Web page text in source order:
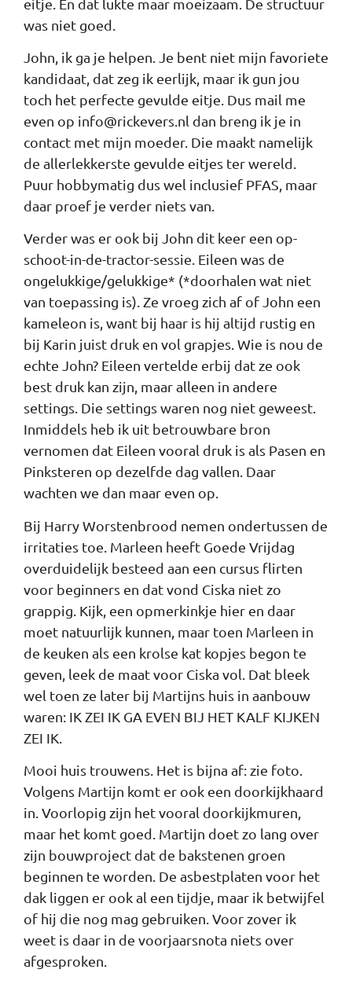
was niet goed.
John, ik ga je helpen. Je bent niet mijn favoriete
kandidaat, dat zeg ik eerlijk, maar ik gun jou
toch het perfecte gevulde eitje. Dus mail me
even op info@rickevers.nl dan breng ik je in
contact met mijn moeder. Die maakt namelijk
de allerlekkerste gevulde eitjes ter wereld.
Puur hobbymatig dus wel inclusief PFAS, maar
daar proef je verder niets van.
Verder was er ook bij John dit keer een op-
schoot-in-de-tractor-sessie. Eileen was de
ongelukkige/gelukkige* (*doorhalen wat niet
van toepassing is). Ze vroeg zich af of John een
kameleon is, want bij haar is hij altijd rustig en
bij Karin juist druk en vol grapjes. Wie is nou de
echte John? Eileen vertelde erbij dat ze ook
best druk kan zijn, maar alleen in andere
settings. Die settings waren nog niet geweest.
Inmiddels heb ik uit betrouwbare bron
vernomen dat Eileen vooral druk is als Pasen en
Pinksteren op dezelfde dag vallen. Daar
wachten we dan maar even op.
Bij Harry Worstenbrood nemen ondertussen de
irritaties toe. Marleen heeft Goede Vrijdag
overduidelijk besteed aan een cursus flirten
voor beginners en dat vond Ciska niet zo
grappig. Kijk, een opmerkinkje hier en daar
moet natuurlijk kunnen, maar toen Marleen in
de keuken als een krolse kat kopjes begon te
geven, leek de maat voor Ciska vol. Dat bleek
wel toen ze later bij Martijns huis in aanbouw
waren: IK ZEI IK GA EVEN BIJ HET KALF KIJKEN
ZEI IK.
Mooi huis trouwens. Het is bijna af: zie foto.
Volgens Martijn komt er ook een doorkijkhaard
in. Voorlopig zijn het vooral doorkijkmuren,
maar het komt goed. Martijn doet zo lang over
zijn bouwproject dat de bakstenen groen
beginnen te worden. De asbestplaten voor het
dak liggen er ook al een tijdje, maar ik betwijfel
of hij die nog mag gebruiken. Voor zover ik
weet is daar in de voorjaarsnota niets over
afgesproken.